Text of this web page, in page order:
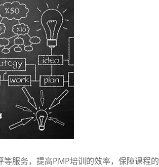
服务，提高PMP培训的效率，保障课程的